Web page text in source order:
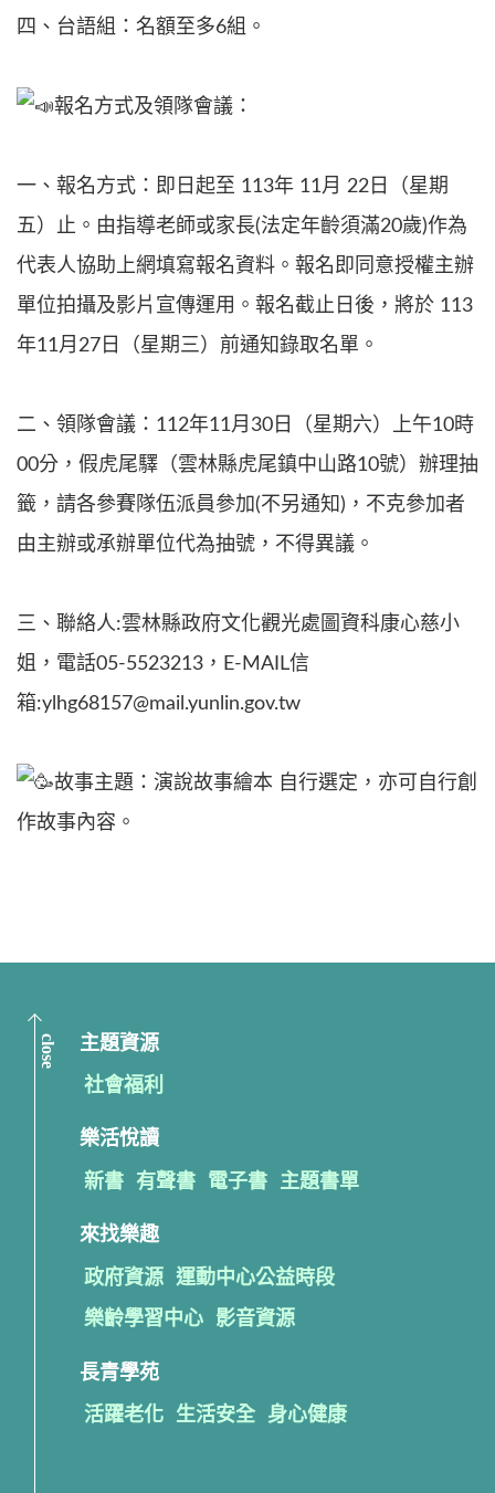
四、台語組：名額至多6組。
報名方式及領隊會議：
一、報名方式：即日起至 113年 11月 22日（星期
五）止。由指導老師或家長(法定年齡須滿20歲)作為
代表人協助上網填寫報名資料。報名即同意授權主辦
單位拍攝及影片宣傳運用。報名截止日後，將於 113
年11月27日（星期三）前通知錄取名單。
二、領隊會議：112年11月30日（星期六）上午10時
00分，假虎尾驛（雲林縣虎尾鎮中山路10號）辦理抽
籤，請各參賽隊伍派員參加(不另通知)，不克參加者
由主辦或承辦單位代為抽號，不得異議。
三、聯絡人:雲林縣政府文化觀光處圖資科康心慈小
姐，電話05-5523213，E-MAIL信
箱:ylhg68157@mail.yunlin.gov.tw
故事主題：演說故事繪本 自行選定，亦可自行創
作故事內容。
close 主題資源
社會福利
樂活悅讀
新書 有聲書 電子書 主題書單
來找樂趣
政府資源 運動中心公益時段
樂齡學習中心 影音資源
長青學苑
活躍老化 生活安全 身心健康